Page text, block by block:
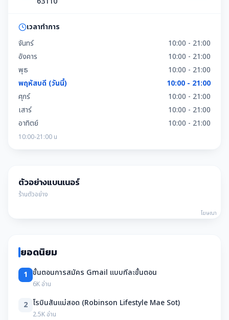
เวลาทำการ
จันทร์
10:00 - 21:00
อังคาร
10:00 - 21:00
พุธ
10:00 - 21:00
พฤหัสบดี (วันนี้)
10:00 - 21:00
ศุกร์
10:00 - 21:00
เสาร์
10:00 - 21:00
อาทิตย์
10:00 - 21:00
10:00-21:00 น
ตัวอย่างแบนเนอร์
ร้านตัวอย่าง
โฆษณา
ยอดนิยม
1 ขั้นตอนการสมัคร Gmail แบบทีละขั้นตอน
6K อ่าน
2 โรบินสันแม่สอด (Robinson Lifestyle Mae Sot)
2.5K อ่าน